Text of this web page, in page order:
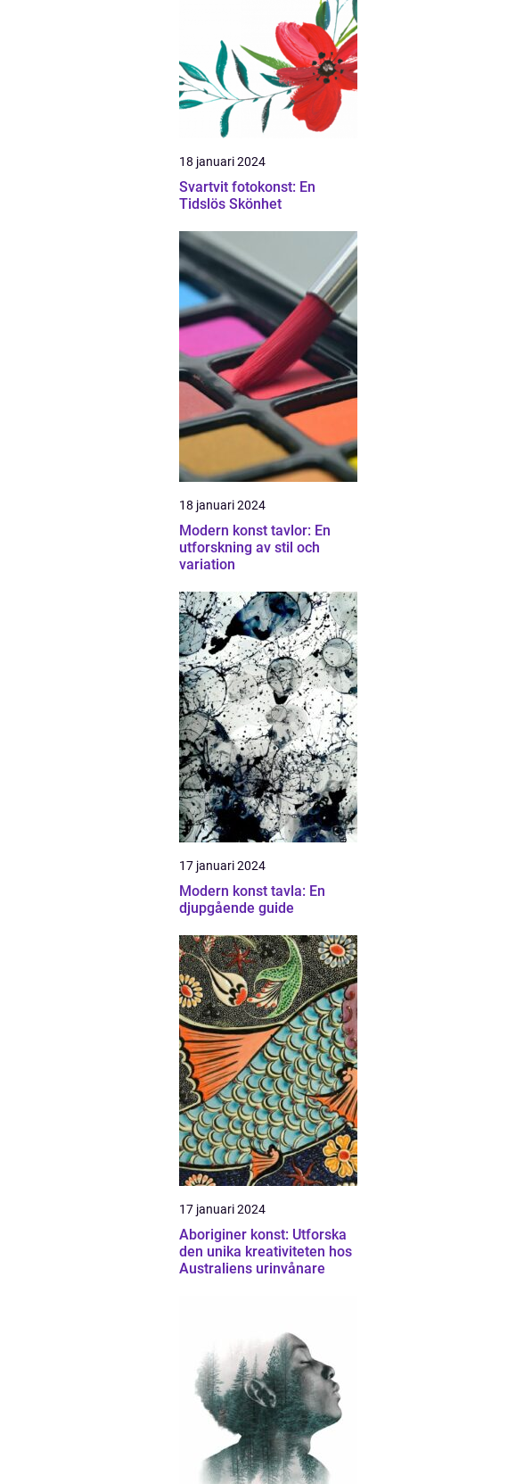
18 januari 2024
Svartvit fotokonst: En
Tidslös Skönhet
18 januari 2024
Modern konst tavlor: En
utforskning av stil och
variation
17 januari 2024
Modern konst tavla: En
djupgående guide
17 januari 2024
Aboriginer konst: Utforska
den unika kreativiteten hos
Australiens urinvånare